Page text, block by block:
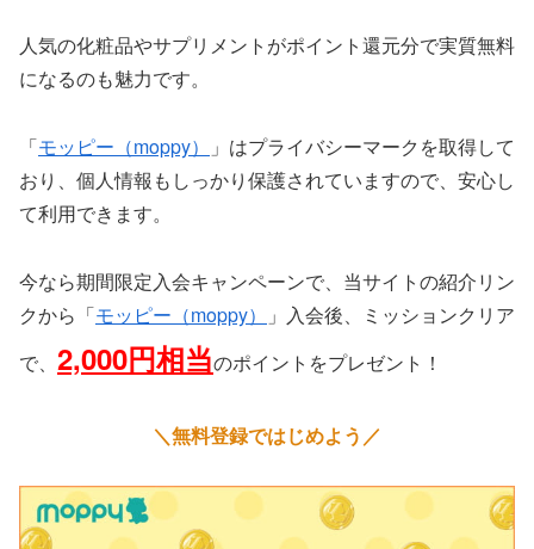
人気の化粧品やサプリメントがポイント還元分で実質無料
になるのも魅力です。
「モッピー（moppy）
」はプライバシーマークを取得して
おり、個人情報もしっかり保護されていますので、安心し
て利用できます。
今なら期間限定入会キャンペーンで、当サイトの紹介リン
クから「モッピー（moppy）
」入会後、ミッションクリア
で、 2,000円相当のポイントをプレゼント！
＼無料登録ではじめよう／